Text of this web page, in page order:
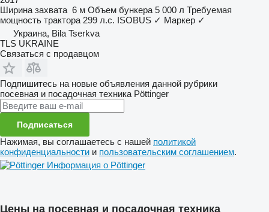
Ширина захвата 6 м Объем бункера 5 000 л Требуемая
мощность трактора 299 л.с. ISOBUS ✓ Маркер ✓
Украина, Bila Tserkva
TLS UKRAINE
Связаться с продавцом
Подпишитесь на новые объявления данной рубрики
посевная и посадочная техника Pöttinger
Подписаться
Нажимая, вы соглашаетесь с нашей политикой
конфиденциальности и пользовательским соглашением.
Информация о Pöttinger
Цены на посевная и посадочная техника